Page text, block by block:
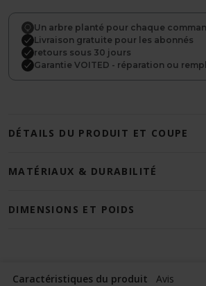
Un arbre planté pour chaque
Livraison gratuite pour les abonnés
retours sous 30 jours
Garantie VOITED - réparation ou
DÉTAILS DU PRODUIT ET COUPE
MATÉRIAUX & DURABILITÉ
DIMENSIONS ET POIDS
Caractéristiques du produit Avis